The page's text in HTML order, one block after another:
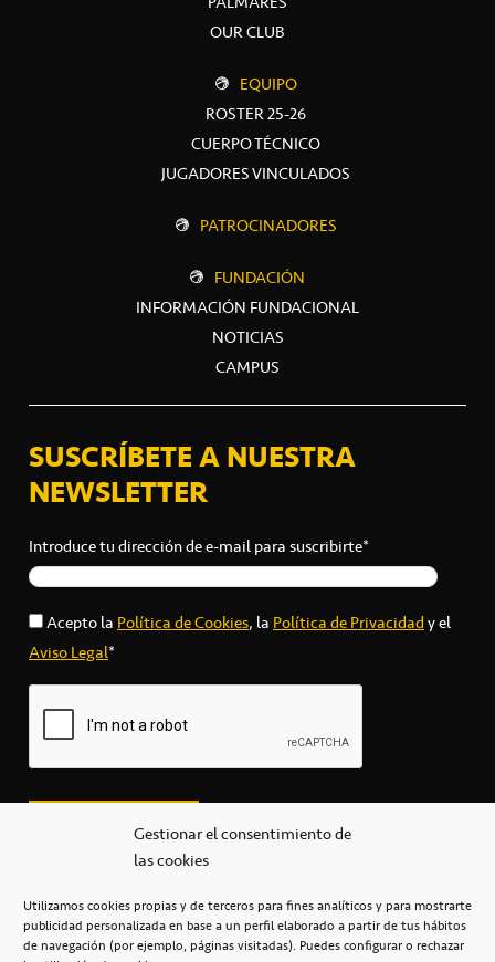
Gestionar el consentimiento de
las cookies
Utilizamos cookies propias y de terceros para fines analíticos y para mostrarte
publicidad personalizada en base a un perfil elaborado a partir de tus hábitos
de navegación (por ejemplo, páginas visitadas). Puedes configurar o rechazar
OUR CLUB
EQUIPO
ROSTER 25-26
CUERPO TÉCNICO
JUGADORES VINCULADOS
PATROCINADORES
FUNDACIÓN
INFORMACIÓN FUNDACIONAL
NOTICIAS
CAMPUS
SUSCRÍBETE A NUESTRA
NEWSLETTER
Introduce tu dirección de e-mail para suscribirte*
Acepto laPolítica de Cookies, laPolítica de Privacidady el
Aviso Legal*
secretaria@cbcanarias.es